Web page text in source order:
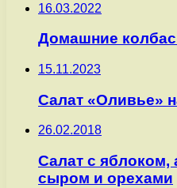
16.03.2022
Домашние
15.11.2023
Салат «Оливье»
26.02.2018
Салат с яблоком,
сыром и орехами